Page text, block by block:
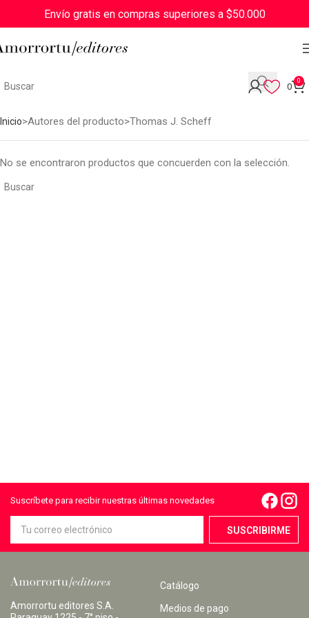
Envío gratis en compras superiores a $50.000
0
0
Inicio Autores del producto Thomas J. Scheff
No se encontraron productos que concuerden con la selección.
Suscríbete para recibir nuestras últimas novedades
Amorrortu editores S.A.
Catálogo
Medios de pago